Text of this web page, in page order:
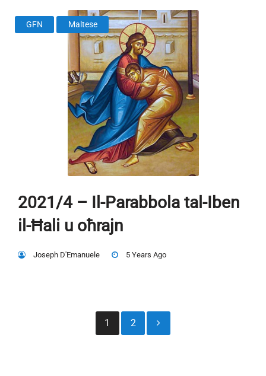
GFN Maltese
2021/4 – Il-Parabbola tal-Iben
il-Ħali u oħrajn
Joseph D'Emanuele 5 Years Ago
Posts
1 2